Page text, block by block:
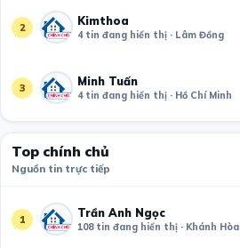
2 Kimthoa
4 tin đang hiển thị · Lâm Đồng
3 Minh Tuấn
4 tin đang hiển thị · Hồ Chí Minh
Top chính chủ
Nguồn tin trực tiếp
1 Trần Anh Ngọc
108 tin đang hiển thị · Khánh Hòa